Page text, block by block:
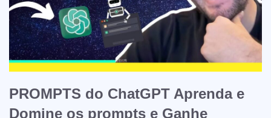
PROMPTS do ChatGPT Aprenda e
Domine os prompts e Ganhe